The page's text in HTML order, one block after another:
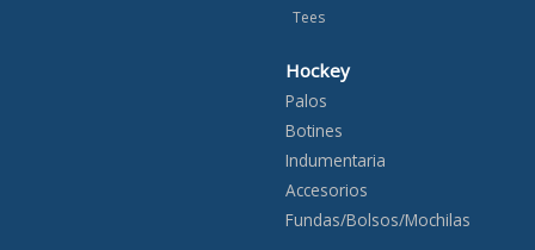
Tees
Hockey
Palos
Botines
Indumentaria
Accesorios
Fundas/Bolsos/Mochilas